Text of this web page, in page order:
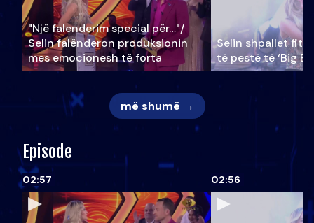
"Një falenderim special për…"/
Selin falënderon produksionin
mes emocionesh të forta
Selin shpallet
të pestë të ‘Big
më shumë →
Episode
02:57 02:56